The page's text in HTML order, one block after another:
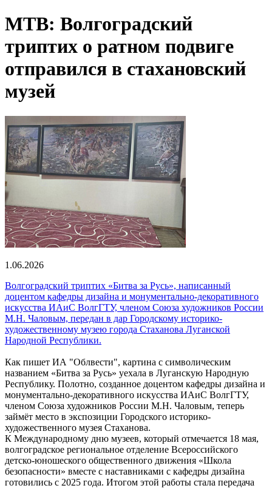
МТВ: Волгоградский
триптих о ратном подвиге
отправился в стахановский
музей
1.06.2026
Волгоградский триптих «Битва за Русь», написанный
доцентом кафедры дизайна и монументально-декоративного
искусства ИАиС ВолгГТУ, членом Союза художников России
М.Н. Чаловым, передан в дар Городскому историко-
художественному музею города Стаханова Луганской
Народной Республики.
Как пишет ИА "Облвести", картина с символическим
названием «Битва за Русь» уехала в Луганскую Народную
Республику. Полотно, созданное доцентом кафедры дизайна и
монументально-декоративного искусства ИАиС ВолгГТУ,
членом Союза художников России М.Н. Чаловым, теперь
займёт место в экспозиции Городского историко-
художественного музея Стаханова.
К Международному дню музеев, который отмечается 18 мая,
волгоградское региональное отделение Всероссийского
детско-юношеского общественного движения «Школа
безопасности» вместе с наставниками с кафедры дизайна
готовились с 2025 года. Итогом этой работы стала передача